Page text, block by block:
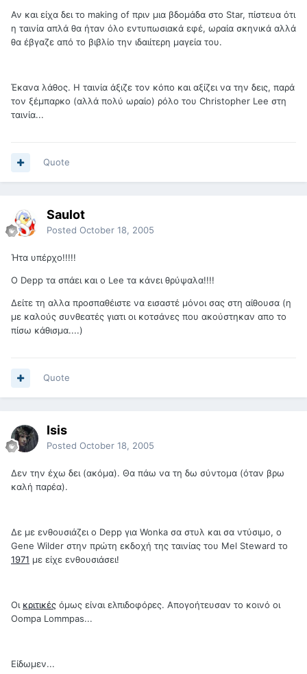
Αν και είχα δει το making of πριν μια βδομάδα στο Star, πίστευα ότι
η ταινία απλά θα ήταν όλο εντυπωσιακά εφέ, ωραία σκηνικά αλλά
θα έβγαζε από το βιβλίο την ιδαιίτερη μαγεία του.
Έκανα λάθος. Η ταινία άξιζε τον κόπο και αξίζει να την δεις, παρά
τον ξέμπαρκο (αλλά πολύ ωραίο) ρόλο του Christopher Lee στη
ταινία...
Quote
Saulot
Posted October 18, 2005
Ήτα υπέρχο!!!!!
Ο Depp τα σπάει και ο Lee τα κάνει θρύψαλα!!!!
Δείτε τη αλλα προσπαθέιστε να εισαστέ μόνοι σας στη αίθουσα (η
με καλούς συνθεατές γιατι οι κοτσάνες που ακούστηκαν απο το
πίσω κάθισμα....)
Quote
Isis
Posted October 18, 2005
Δεν την έχω δει (ακόμα). Θα πάω να τη δω σύντομα (όταν βρω
καλή παρέα).
Δε με ενθουσιάζει ο Depp για Wonka σα στυλ και σα ντύσιμο, ο
Gene Wilder στην πρώτη εκδοχή της ταινίας του Mel Steward το
1971 με είχε ενθουσιάσει!
Οι κριτικές όμως είναι ελπιδοφόρες. Απογοήτευσαν το κοινό οι
Oompa Lommpas...
Είδωμεν...